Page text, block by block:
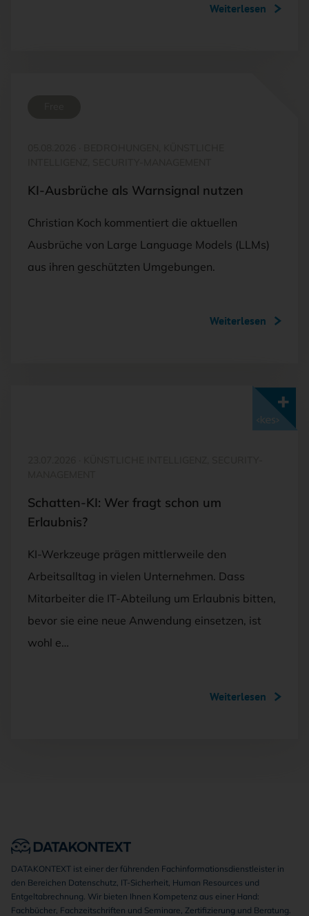
Weiterlesen
KI-Ausbrüche als Warnsignal nutzen
Christian Koch kommentiert die aktuellen
Ausbrüche von Large Language Models (LLMs)
aus ihren geschützten Umgebungen.
Weiterlesen
Schatten-KI: Wer fragt schon um
Erlaubnis?
KI-Werkzeuge prägen mittlerweile den
Arbeitsalltag in vielen Unternehmen. Dass
Mitarbeiter die IT-Abteilung um Erlaubnis bitten,
bevor sie eine neue Anwendung einsetzen, ist
wohl e…
Weiterlesen
DATAKONTEXT ist einer der führenden Fachinformationsdienstleister in
den Bereichen Datenschutz, IT-Sicherheit, Human Resources und
Entgeltabrechnung. Wir bieten Ihnen Kompetenz aus einer Hand:
Fachbücher, Fachzeitschriften und Seminare, Zertifizierung und Beratung.